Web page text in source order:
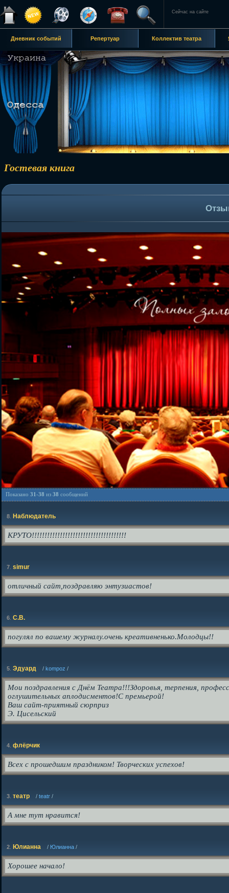
Сейчас на сайте
Дневник событий Репертуар Коллектив театра
Гостевая книга
Показано 31 -38 из 38 сообщений
8 Наблюдатель
КРУТО!!!!!!!!!!!!!!!!!!!!!!!!!!!!!!!!!!!!!
7 simur
отличный сайт,поздравляю энтузиастов!
6 С.В.
погулял по вашему журналу.очень креативненько.Молодцы!!
5 Эдуард / kompoz /
Мои поздравления с Днём Театра!!!Здоровья, терпения,
оглушительных аплодисментов!С премьерой!
Ваш сайт-приятный сюрприз
Э. Цисельский
4 флёрчик
Всех с прошедшим праздником! Творческих успехов!
3 театр / teatr /
А мне тут нравится!
2 Юлианна / Юлианна /
Хорошее начало!